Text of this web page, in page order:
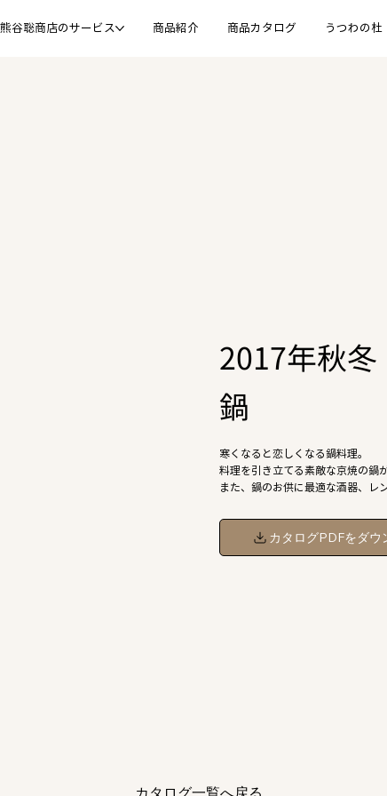
熊谷聡商店のサービス 商品紹介 商品カタログ うつわの杜
2017年秋冬
鍋
寒くなると恋しくなる鍋料理。
料理を引き立てる素敵な京焼の鍋
また、鍋のお供に最適な酒器、レ
カタログPDFをダウ